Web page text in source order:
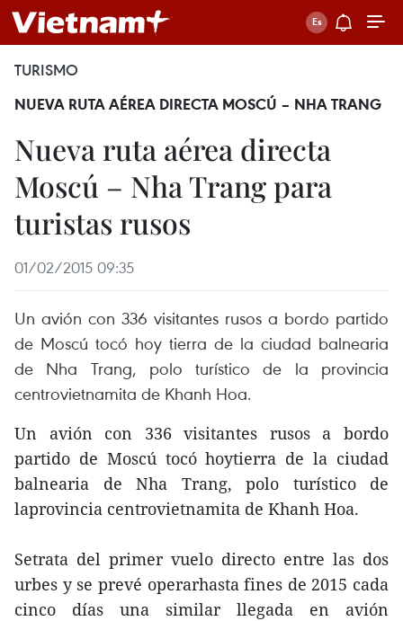
TURISMO
NUEVA RUTA AÉREA DIRECTA MOSCÚ – NHA TRANG
Nueva ruta aérea directa
Moscú – Nha Trang para
turistas rusos
01/02/2015 09:35
Un avión con 336 visitantes rusos a bordo partido
de Moscú tocó hoy tierra de la ciudad balnearia
de Nha Trang, polo turístico de la provincia
centrovietnamita de Khanh Hoa.
Un avión con 336 visitantes rusos a bordo
partido de Moscú tocó hoytierra de la ciudad
balnearia de Nha Trang, polo turístico de
laprovincia centrovietnamita de Khanh Hoa.
Setrata del primer vuelo directo entre las dos
urbes y se prevé operarhasta fines de 2015 cada
cinco días una similar llegada en avión